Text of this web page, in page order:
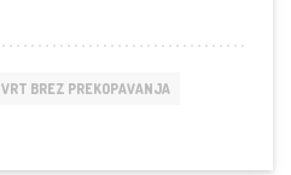
VRT BREZ PREKOPAVANJA